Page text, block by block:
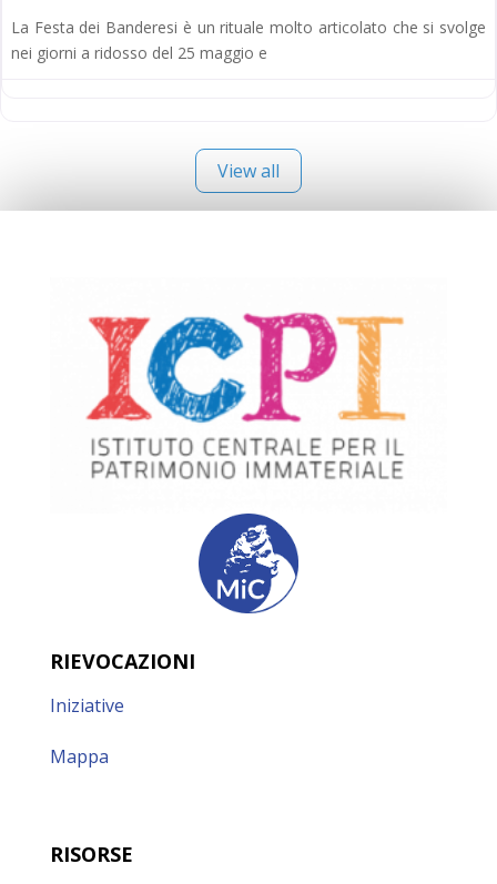
La Festa dei Banderesi è un rituale molto articolato che si svolge
nei giorni a ridosso del 25 maggio e
View all
RIEVOCAZIONI
Iniziative
Mappa
RISORSE